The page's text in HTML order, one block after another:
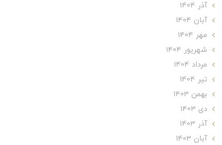
آذر 1404
آبان 1404
مهر 1404
شهریور 1404
مرداد 1404
تير 1404
بهمن 1403
دی 1403
آذر 1403
آبان 1403